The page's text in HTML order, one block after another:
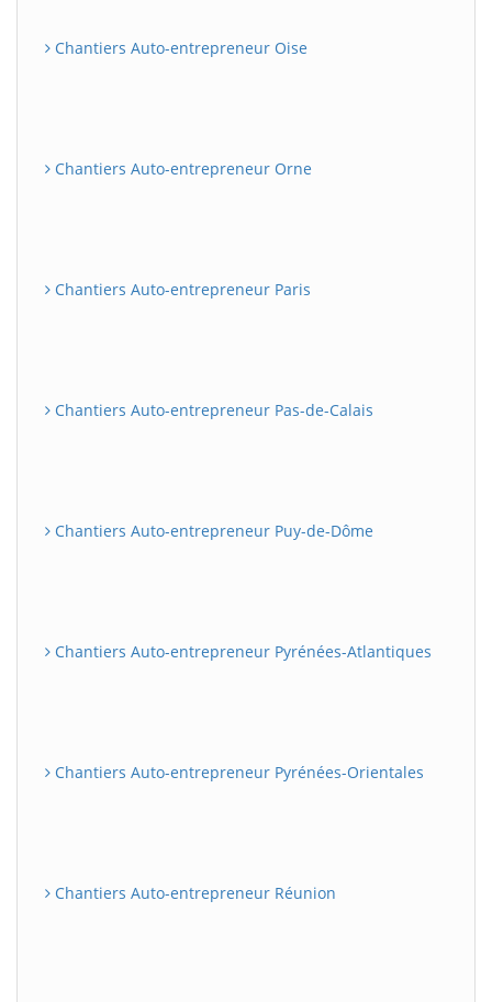
Chantiers Auto-entrepreneur Oise
Chantiers Auto-entrepreneur Orne
Chantiers Auto-entrepreneur Paris
Chantiers Auto-entrepreneur Pas-de-Calais
Chantiers Auto-entrepreneur Puy-de-Dôme
Chantiers Auto-entrepreneur Pyrénées-Atlantiques
Chantiers Auto-entrepreneur Pyrénées-Orientales
Chantiers Auto-entrepreneur Réunion